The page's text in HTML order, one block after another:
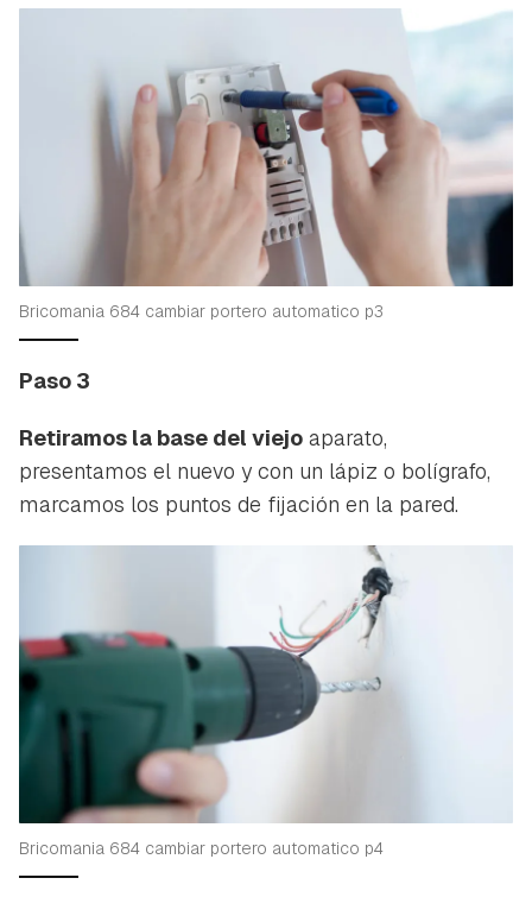
Bricomania 684 cambiar portero automatico p3
Paso 3
Retiramos la base del viejo aparato,
presentamos el nuevo y con un lápiz o bolígrafo,
marcamos los puntos de fijación en la pared.
Bricomania 684 cambiar portero automatico p4